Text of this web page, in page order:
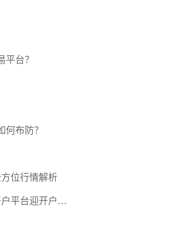
台？
布防？
位行情解析
平台迎开户热